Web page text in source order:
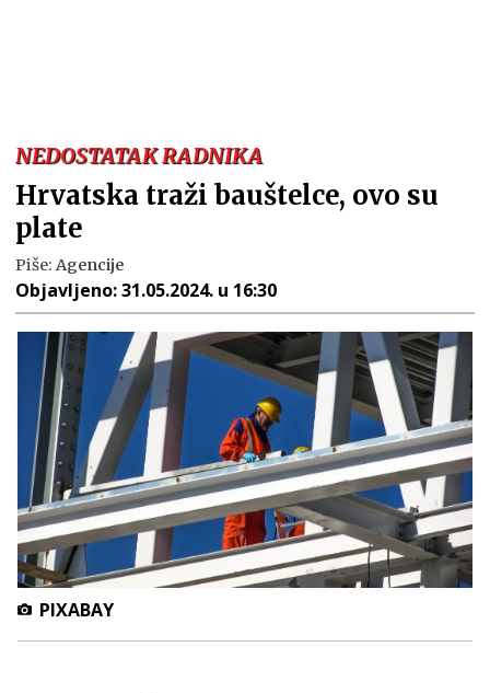
NEDOSTATAK RADNIKA
Hrvatska traži bauštelce, ovo su
plate
Piše: Agencije
Objavljeno:31.05.2024. u 16:30
PIXABAY